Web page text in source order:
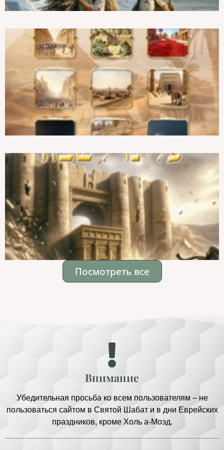
Посмотреть все
Внимание
Убедительная просьба ко всем пользователям – не
пользоваться сайтом в Святой Шабат и в дни Еврейских
праздников, кроме Холь а-Моэд.